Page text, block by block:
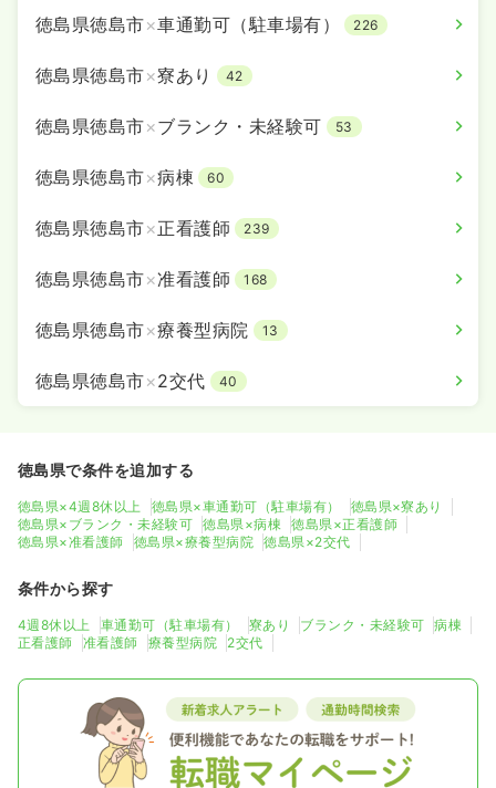
徳島県徳島市×車通勤可（駐車場有） 226
徳島県徳島市×寮あり 42
徳島県徳島市×ブランク・未経験可 53
徳島県徳島市×病棟 60
徳島県徳島市×正看護師 239
徳島県徳島市×准看護師 168
徳島県徳島市×療養型病院 13
徳島県徳島市×2交代 40
徳島県で条件を追加する
徳島県×4週8休以上 徳島県×車通勤可（駐車場有）
徳島県×寮あり
徳島県×ブランク・未経験可
徳島県×病棟
徳島県×正看護師
徳島県×准看護師
徳島県×療養型病院 徳島県×2交代
条件から探す
4週8休以上 車通勤可（駐車場有） 寮あり ブランク・未経験可
病棟
正看護師
准看護師 療養型病院 2交代